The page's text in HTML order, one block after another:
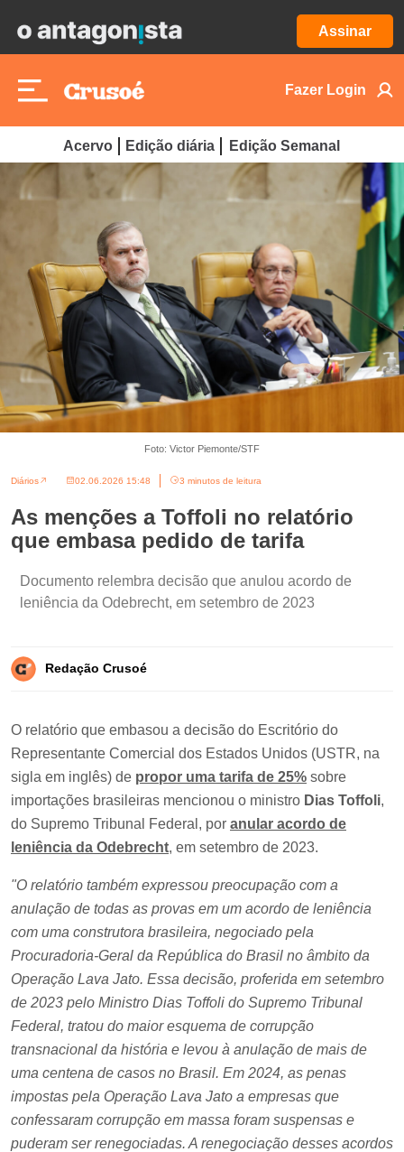
Assinar
Fazer Login
Acervo Edição diária Edição Semanal
Foto: Victor Piemonte/STF
Diários 02.06.2026 15:48 3 minutos de leitura
As menções a Toffoli no relatório
que embasa pedido de tarifa
Documento relembra decisão que anulou acordo de
leniência da Odebrecht, em setembro de 2023
Redação Crusoé
O relatório que embasou a decisão do Escritório do
Representante Comercial dos Estados Unidos (USTR, na
sigla em inglês) de propor uma tarifa de 25% sobre
importações brasileiras mencionou o ministro Dias Toffoli,
do Supremo Tribunal Federal, por anular acordo de
leniência da Odebrecht, em setembro de 2023.
"O relatório também expressou preocupação com a
anulação de todas as provas em um acordo de leniência
com uma construtora brasileira, negociado pela
Procuradoria-Geral da República do Brasil no âmbito da
Operação Lava Jato. Essa decisão, proferida em setembro
de 2023 pelo Ministro Dias Toffoli do Supremo Tribunal
Federal, tratou do maior esquema de corrupção
transnacional da história e levou à anulação de mais de
uma centena de casos no Brasil. Em 2024, as penas
impostas pela Operação Lava Jato a empresas que
confessaram corrupção em massa foram suspensas e
puderam ser renegociadas. A renegociação desses acordos